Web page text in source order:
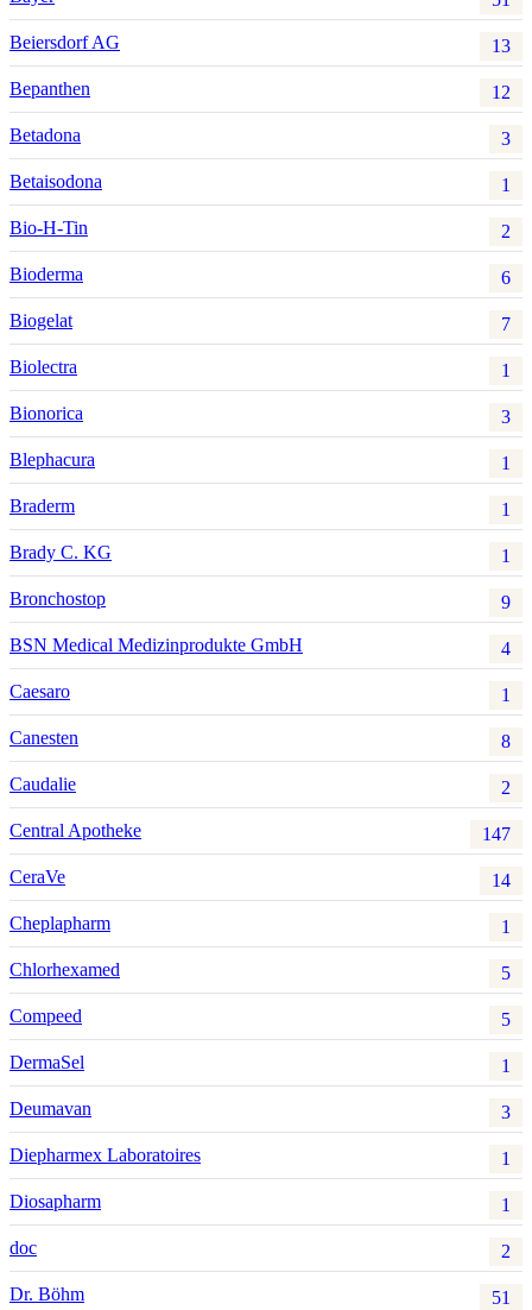
Beiersdorf AG 13
Bepanthen 12
Betadona 3
Betaisodona 1
Bio-H-Tin 2
Bioderma 6
Biogelat 7
Biolectra 1
Bionorica 3
Blephacura 1
Braderm 1
Brady C. KG 1
Bronchostop 9
BSN Medical Medizinprodukte GmbH 4
Caesaro 1
Canesten 8
Caudalie 2
Central Apotheke 147
CeraVe 14
Cheplapharm 1
Chlorhexamed 5
Compeed 5
DermaSel 1
Deumavan 3
Diepharmex Laboratoires 1
Diosapharm 1
doc 2
Dr. Böhm 51